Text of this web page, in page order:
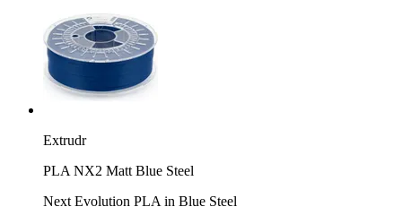
Extrudr
PLA NX2 Matt Blue Steel
Next Evolution PLA in Blue Steel